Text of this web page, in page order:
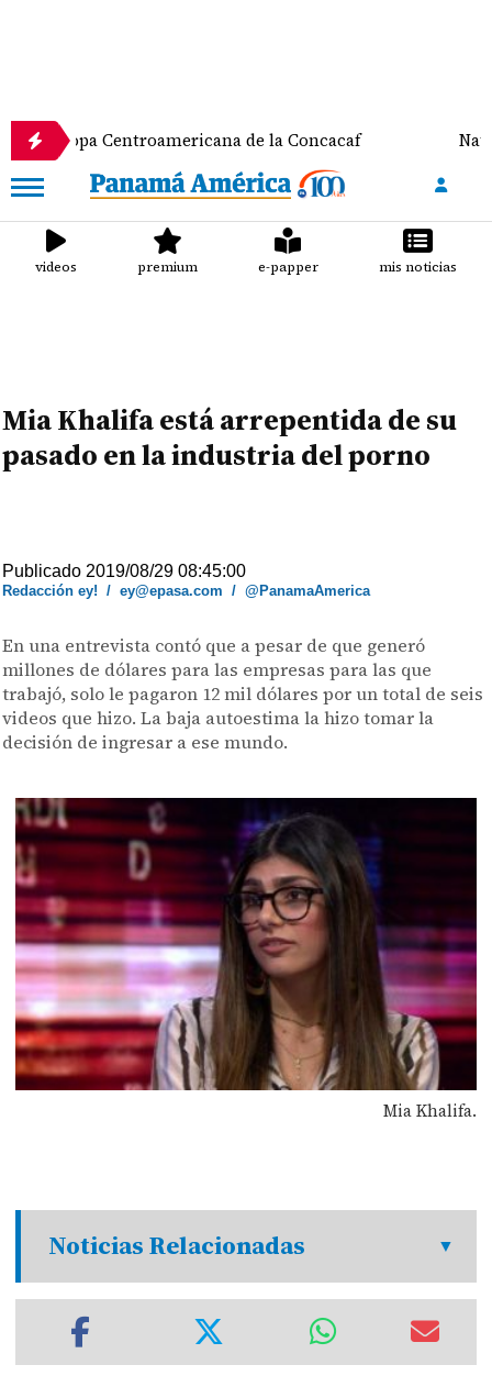
Centroamericana de la Concacaf Nathalee
videos premium e-papper mis noticias
Mia Khalifa está arrepentida de su
pasado en la industria del porno
Publicado 2019/08/29 08:45:00
Redacción ey! /ey@epasa.com /@PanamaAmerica
En una entrevista contó que a pesar de que generó
millones de dólares para las empresas para las que
trabajó, solo le pagaron 12 mil dólares por un total de seis
videos que hizo. La baja autoestima la hizo tomar la
decisión de ingresar a ese mundo.
Mia Khalifa.
Noticias Relacionadas